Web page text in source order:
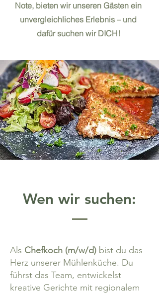
Note, bieten wir unseren Gästen ein
unvergleichliches Erlebnis – und
dafür suchen wir DICH!
Wen wir suchen:
Als Chefkoch (m/w/d) bist du das
Herz unserer Mühlenküche. Du
führst das Team, entwickelst
kreative Gerichte mit regionalem